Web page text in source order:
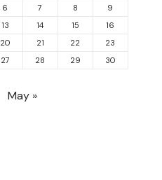
6 7 8
9
13 14 15
16
20 21 22
23
27 28 29 30
May »